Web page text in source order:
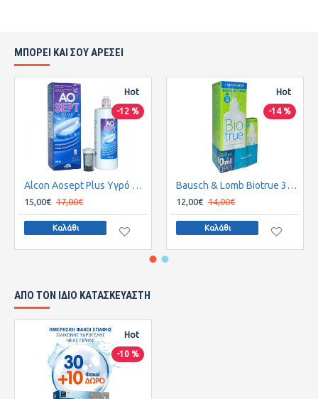
ΜΠΟΡΕΙ ΚΑΙ ΣΟΥ ΑΡΕΣΕΙ
Hot
-12 %
Alcon Aosept Plus Υγρό Φακών Επαφής 360ml
15,00€ 17,00€
Καλάθι
Hot
-14 %
Bausch & Lomb Biotrue 360ml + extra Bottle 60ml
12,00€ 14,00€
Καλάθι
ΑΠΌ ΤΟΝ ΊΔΙΟ ΚΑΤΑΣΚΕΥΑΣΤΉ
Hot
-10 %